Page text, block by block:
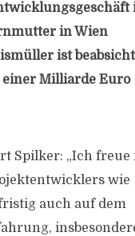
in Wien
ist
einer Milliarde Euro
Spilker: „Ich freue
wie
auch auf dem